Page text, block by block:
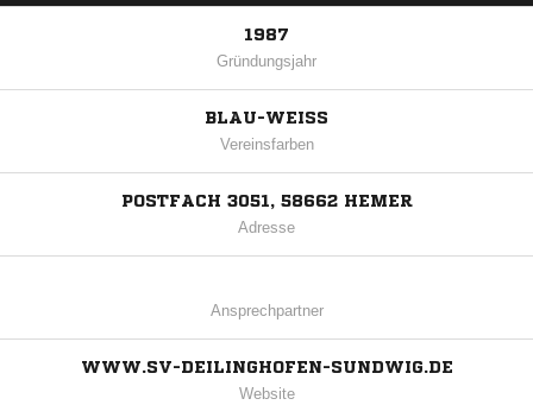
1987
Gründungsjahr
BLAU-WEISS
Vereinsfarben
POSTFACH 3051, 58662 HEMER
Adresse
Ansprechpartner
WWW.SV-DEILINGHOFEN-SUNDWIG.DE
Website